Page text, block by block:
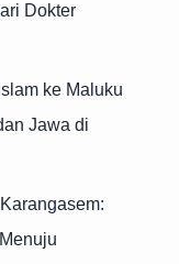
Dokter
ke Maluku
Jawa di